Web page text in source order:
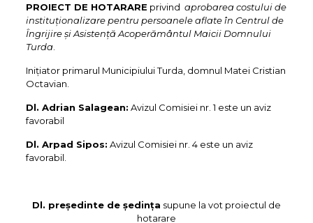
PROIECT DE HOTARARE privind aprobarea costului de
instituționalizare pentru persoanele aflate în Centrul de
Îngrijire și Asistență Acoperământul Maicii Domnului
Turda.
Inițiator primarul Municipiului Turda, domnul Matei Cristian
Octavian.
Dl. Adrian Salagean: Avizul Comisiei nr. 1 este un aviz
favorabil
Dl. Arpad Sipos: Avizul Comisiei nr. 4 este un aviz
favorabil.
Dl. preşedinte de şedinţa supune la vot proiectul de
hotarare